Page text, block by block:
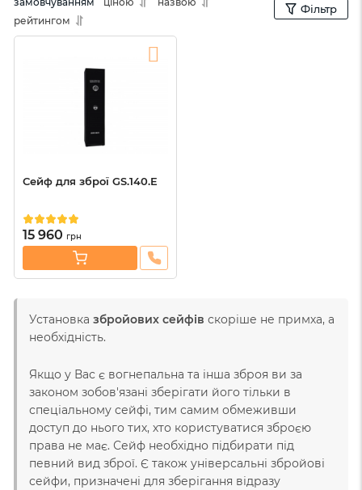
рейтингом
Фільтр
Сейф для зброї GS.140.E
15 960 грн
Установка збройових сейфів скоріше не примха, а
необхідність.
Якщо у Вас є вогнепальна та інша зброя ви за
законом зобов'язані зберігати його тільки в
спеціальному сейфі, тим самим обмеживши
доступ до нього тих, хто користуватися зброєю
права не має. Сейф необхідно підбирати під
певний вид зброї. Є також універсальні збройові
сейфи, призначені для зберігання відразу